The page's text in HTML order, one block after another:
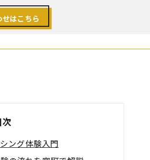
はこちら
次
ング体験入門